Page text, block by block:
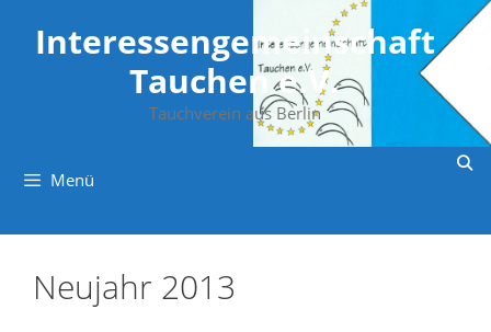
Interessengemeinschaft
Tauchen e.V.
Tauchverein aus Berlin
Menü
Neujahr 2013